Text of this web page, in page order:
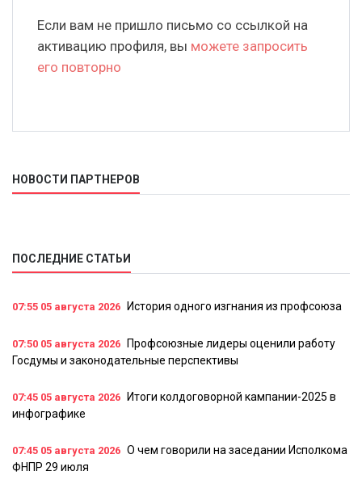
Если вам не пришло письмо со ссылкой на
активацию профиля, вы можете запросить
его повторно
НОВОСТИ ПАРТНЕРОВ
ПОСЛЕДНИЕ СТАТЬИ
07:55 05 августа 2026 История одного изгнания из профсоюза
07:50 05 августа 2026
Профсоюзные лидеры оценили работу
Госдумы и законодательные перспективы
07:45 05 августа 2026
Итоги колдоговорной кампании-2025 в
инфографике
07:45 05 августа 2026 О чем говорили на заседании Исполкома
ФНПР 29 июля